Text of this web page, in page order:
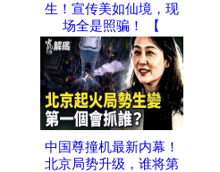
生！宣传美如仙境，现
场全是照骗！ 【
中国尊撞机最新内幕！
北京局势升级，谁将第